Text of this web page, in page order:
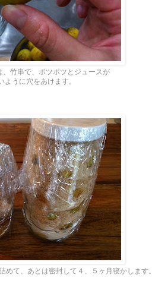
竹串で、ポツポツとジュースが
ように穴をあけます。
めて、あとは密封して４、５ヶ月寝かします。